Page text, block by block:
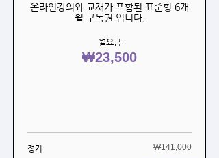
온라인강의와 교재가 포함된 표준형 6개
월 구독권 입니다.
월요금
₩23,500
​정가 ₩141,000